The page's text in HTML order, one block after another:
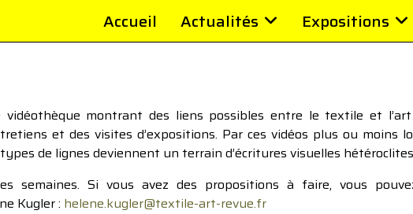
Accueil Actualités Expositions
vidéothèque montrant des liens possibles entre le textile et
et des visites d’expositions. Par ces vidéos plus ou moins
de lignes deviennent un terrain d’écritures visuelles
semaines. Si vous avez des propositions à faire, vous
Kugler : helene.kugler@textile-art-revue.fr